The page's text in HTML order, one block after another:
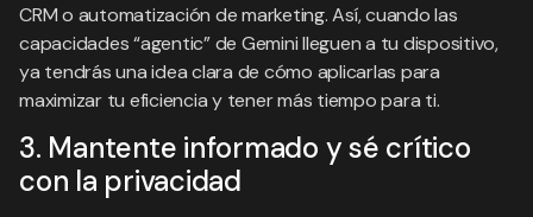
CRM o automatización de marketing. Así, cuando las
capacidades “agentic” de Gemini lleguen a tu dispositivo,
ya tendrás una idea clara de cómo aplicarlas para
maximizar tu eficiencia y tener más tiempo para ti.
3. Mantente informado y sé crítico
con la privacidad